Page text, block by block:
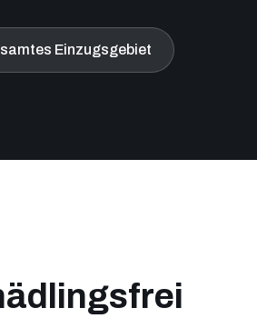
Einzugsgebiet